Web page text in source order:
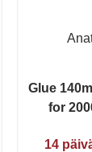
Glue
for
14